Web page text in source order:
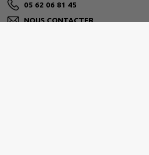
05 62 06 81 45
NOUS CONTACTER